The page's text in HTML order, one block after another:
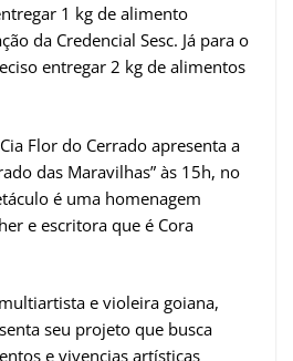
1 kg de alimento
da Credencial Sesc. Já para o
entregar 2 kg de alimentos
Flor do Cerrado apresenta a
das Maravilhas” às 15h, no
é uma homenagem
e escritora que é Cora
e violeira goiana,
seu projeto que busca
e vivencias artísticas